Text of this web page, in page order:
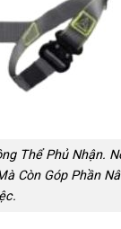
Thể Phủ Nhận.
Còn Góp Phần